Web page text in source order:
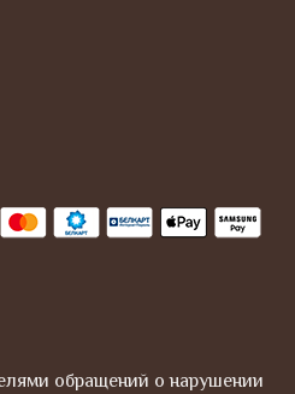
обращений о нарушении